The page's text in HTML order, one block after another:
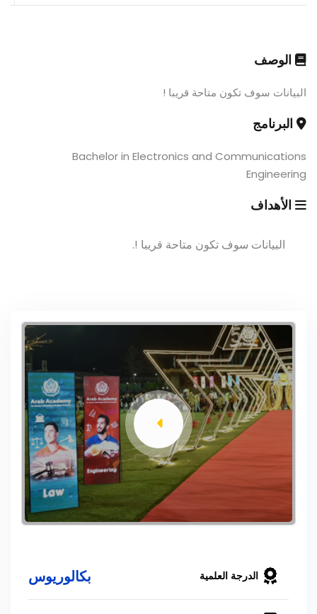
الوصف
البيانات سوف تكون متاحة قريبا !
البرنامج
Bachelor in Electronics and Communications
Engineering
الأهداف
البيانات سوف تكون متاحة قريبا !.
الدرجة العلمية بكالوريوس